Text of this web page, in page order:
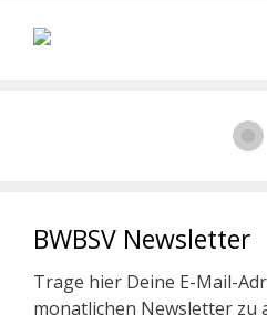
BWBSV Newsletter
Trage hier Deine E-Mail-
monatlichen Newsletter zu